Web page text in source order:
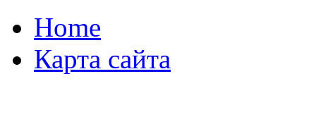
Home
Карта сайта